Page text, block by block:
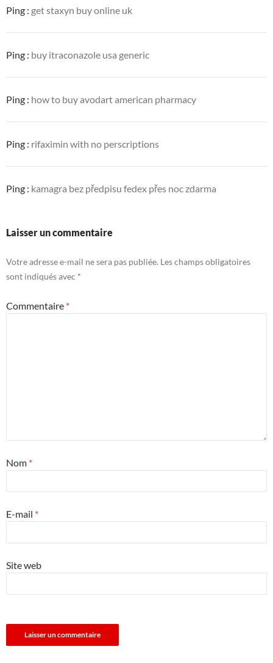
Ping : get staxyn buy online uk
Ping : buy itraconazole usa generic
Ping : how to buy avodart american pharmacy
Ping : rifaximin with no perscriptions
Ping : kamagra bez předpisu fedex přes noc zdarma
Laisser un commentaire
Votre adresse e-mail ne sera pas publiée. Les champs obligatoires
sont indiqués avec *
Commentaire *
Nom *
E-mail *
Site web